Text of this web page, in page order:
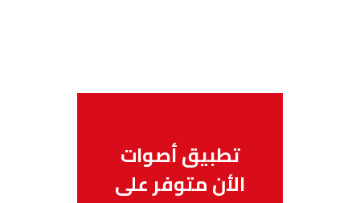
تطبيق أصوات
الأن متوفر على